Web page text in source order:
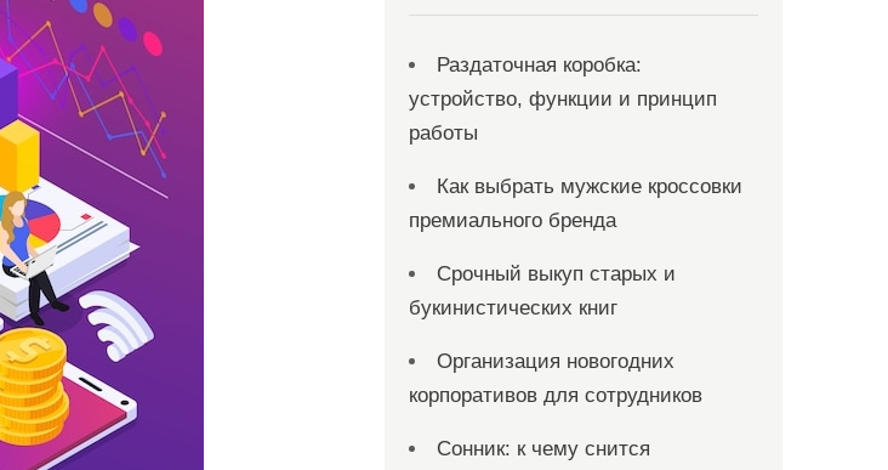
Раздаточная коробка:
устройство, функции и принцип
работы
Как выбрать мужские кроссовки
премиального бренда
Срочный выкуп старых и
букинистических книг
Организация новогодних
корпоративов для сотрудников
Сонник: к чему снится